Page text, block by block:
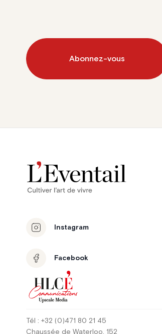
Abonnez-vous
Instagram
Facebook
Tél
: +32 (0)471 80 21 45
Chaussée de Waterloo , 152